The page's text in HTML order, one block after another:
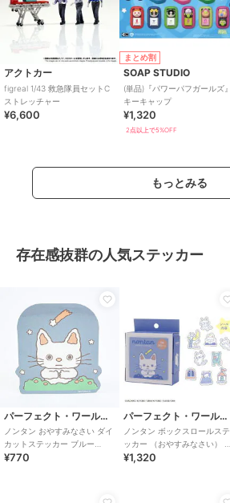
アクトカー
figreal 1/43 救急隊員セットC
ストレッチャー
¥6,600
まとめ割
SOAP STUDIO
(単品)『パワーパフガールズ』
キーキャップ
¥1,320
2点以上で5%OFF
もっとみる
存在感抜群の人気ステッカー
パーフェクト・ワールド・トーキョー
ノンタン おやすみなさい ダイ
カットステッカー ブルー
eHONTOMO
¥770
パーフェクト・ワールド・トーキョー
ノンタン ボックスロールステ
ッカー （おやすみなさい） シ
ール 9柄90ピース 絵本
¥1,320